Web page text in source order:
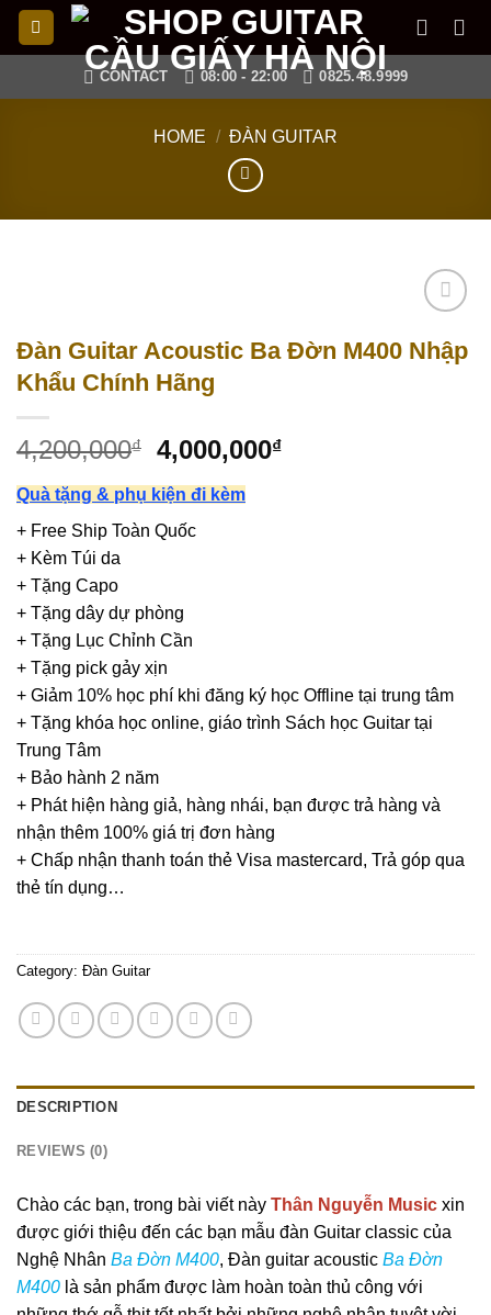
Skip
CONTACT 08:00 - 22:00 0825.48.9999
HOME / ĐÀN GUITAR
wishlist
Đàn Guitar Acoustic Ba Đờn M400 Nhập
Khẩu Chính Hãng
4,200,000₫ 4,000,000₫
Quà tặng & phụ kiện đi kèm
+ Free Ship Toàn Quốc
+ Kèm Túi da
+ Tặng Capo
+ Tặng dây dự phòng
+ Tặng Lục Chỉnh Cần
+ Tặng pick gảy xịn
+ Giảm 10% học phí khi đăng ký học Offline tại trung tâm
+ Tặng khóa học online, giáo trình Sách học Guitar tại
Trung Tâm
+ Bảo hành 2 năm
+ Phát hiện hàng giả, hàng nhái, bạn được trả hàng và
nhận thêm 100% giá trị đơn hàng
+ Chấp nhận thanh toán thẻ Visa mastercard, Trả góp qua
thẻ tín dụng…
Category: Đàn Guitar
DESCRIPTION
REVIEWS (0)
Chào các bạn, trong bài viết này Thân Nguyễn Music xin
được giới thiệu đến các bạn mẫu đàn Guitar classic của
Nghệ Nhân Ba Đờn M400, Đàn guitar acoustic Ba Đờn
M400 là sản phẩm được làm hoàn toàn thủ công với